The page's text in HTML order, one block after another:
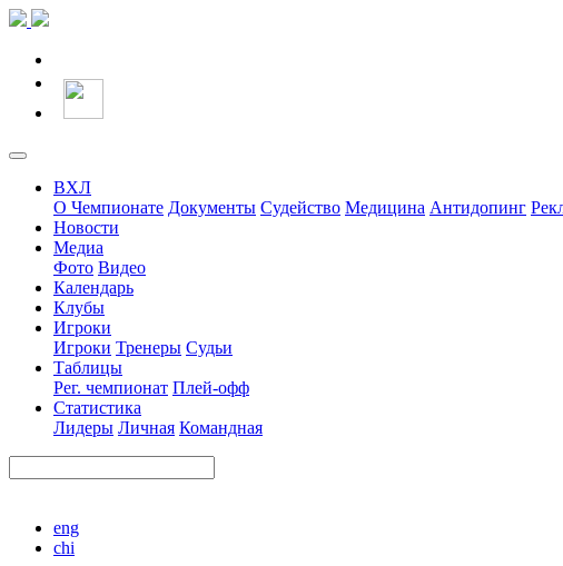
ВХЛ
О Чемпионате Документы Судейство Медицина Антидопинг
Новости
Медиа
Фото Видео
Календарь
Клубы
Игроки
Игроки Тренеры Судьи
Таблицы
Рег. чемпионат Плей-офф
Статистика
Лидеры Личная Командная
eng
chi